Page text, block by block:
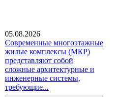
05.08.2026
Современные многоэтажные
жилые комплексы (МКР)
представляют собой
сложные архитектурные и
инженерные системы,
требующие...